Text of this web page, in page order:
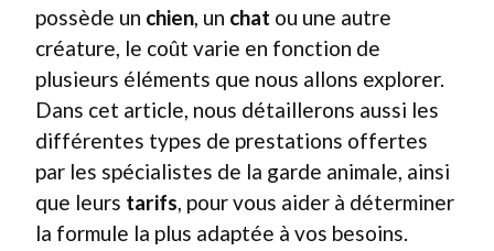
possède un chien, un chat ou une autre
créature, le coût varie en fonction de
plusieurs éléments que nous allons explorer.
Dans cet article, nous détaillerons aussi les
différentes types de prestations offertes
par les spécialistes de la garde animale, ainsi
que leurs tarifs, pour vous aider à déterminer
la formule la plus adaptée à vos besoins.